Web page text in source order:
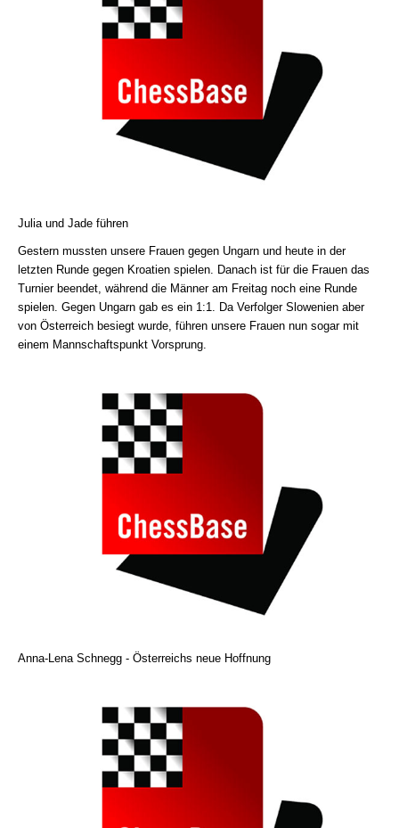
Julia und Jade führen
Gestern mussten unsere Frauen gegen Ungarn und heute in der
letzten Runde gegen Kroatien spielen. Danach ist für die Frauen das
Turnier beendet, während die Männer am Freitag noch eine Runde
spielen. Gegen Ungarn gab es ein 1:1. Da Verfolger Slowenien aber
von Österreich besiegt wurde, führen unsere Frauen nun sogar mit
einem Mannschaftspunkt Vorsprung.
Anna-Lena Schnegg - Österreichs neue Hoffnung